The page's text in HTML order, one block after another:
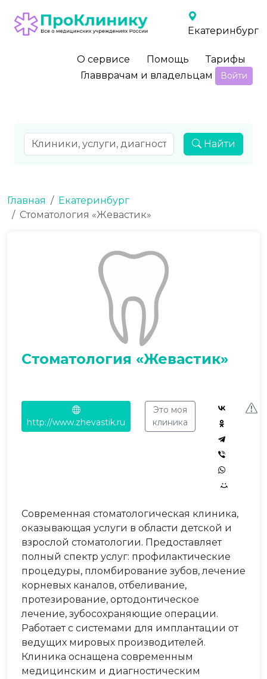
Екатеринбург
О сервисе Помощь
Тарифы
Главврачам и владельцам
Войти
Найти
Главная
Екатеринбург
Стоматология «Жевастик»
Стоматология «Жевастик»
http://www.zhevastik.ru
Это моя
клиника
Современная стоматологическая клиника,
оказывающая услуги в области детской и
взрослой стоматологии. Предоставляет
полный спектр услуг: профилактические
процедуры, пломбирование зубов, лечение
корневых каналов, отбеливание,
протезирование, ортодонтическое
лечение, зубосохраняющие операции.
Работает с системами для имплантации от
ведущих мировых производителей.
Клиника оснащена современным
медицинским и диагностическим